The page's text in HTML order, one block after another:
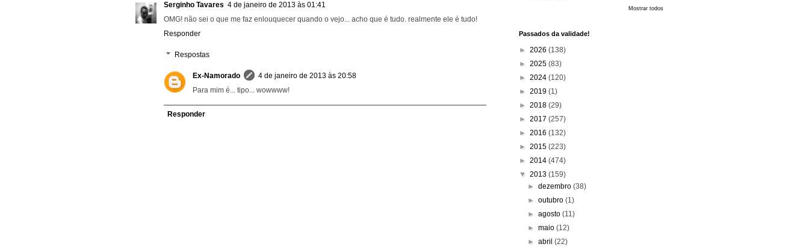
Serginho Tavares 4 de janeiro de 2013 às 01:41
OMG! não sei o que me faz enlouquecer quando o vejo... acho que é tudo. realmente ele é tudo!
Responder
Respostas
Ex-Namorado
4 de janeiro de 2013 às 20:58
Para mim é... tipo... wowwww!
Responder
Mostrar todos
Passados da validade!
► 2026 (138)
► 2025 (83)
► 2024 (120)
► 2019 (1)
► 2018 (29)
► 2017 (257)
► 2016 (132)
► 2015 (223)
► 2014 (474)
▼ 2013 (159)
►dezembro(38)
►outubro(1)
►agosto(11)
►maio(12)
►abril(22)